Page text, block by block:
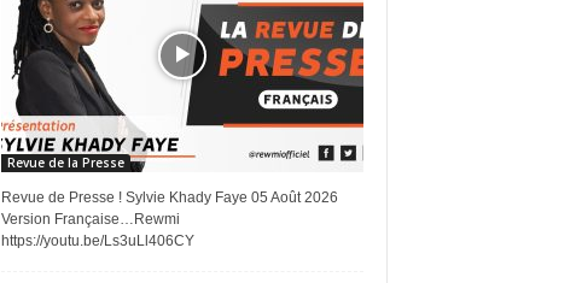
Revue de la Presse
Revue de Presse ! Sylvie Khady Faye 05 Août 2026
Version Française…Rewmi
https://youtu.be/Ls3uLl406CY